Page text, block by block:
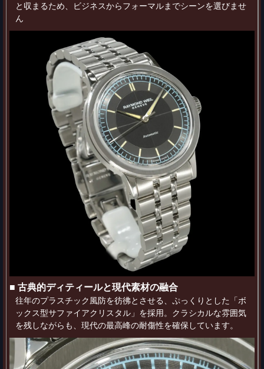
と収まるため、ビジネスからフォーマルまでシーンを選びませ
ん
■ 古典的ディティールと現代素材の融合
往年のプラスチック風防を彷彿とさせる、ぷっくりとした「ボ
ックス型サファイアクリスタル」を採用。クラシカルな雰囲気
を残しながらも、現代の最高峰の耐傷性を確保しています。